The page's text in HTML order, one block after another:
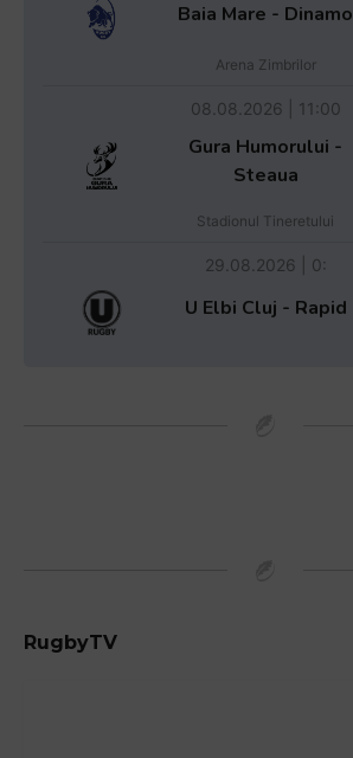
Baia Mare - Dinamo
Arena Zimbrilor
08.08.2026 | 11:00
Gura Humorului -
Steaua
Stadionul Tineretului
29.08.2026 | 0:
U Elbi Cluj - Rapid
RugbyTV